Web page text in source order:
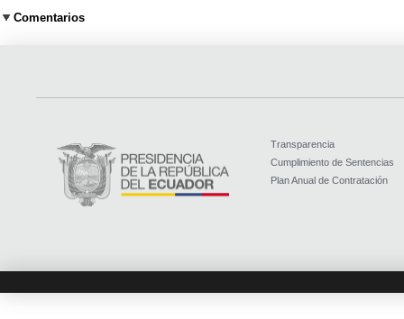
Comentarios
Transparencia
Cumplimiento de Sentencias
Plan Anual de Contratación